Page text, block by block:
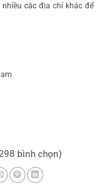
các địa chỉ khác để
bình chọn)